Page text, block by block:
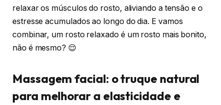
relaxar os músculos do rosto, aliviando a tensão e o
estresse acumulados ao longo do dia. E vamos
combinar, um rosto relaxado é um rosto mais bonito,
não é mesmo? 😌
Massagem facial: o truque natural
para melhorar a elasticidade e